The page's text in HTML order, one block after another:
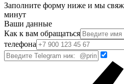
Заполните форму ниже и мы
минут
Ваши данные
Как к вам обращаться
телефона